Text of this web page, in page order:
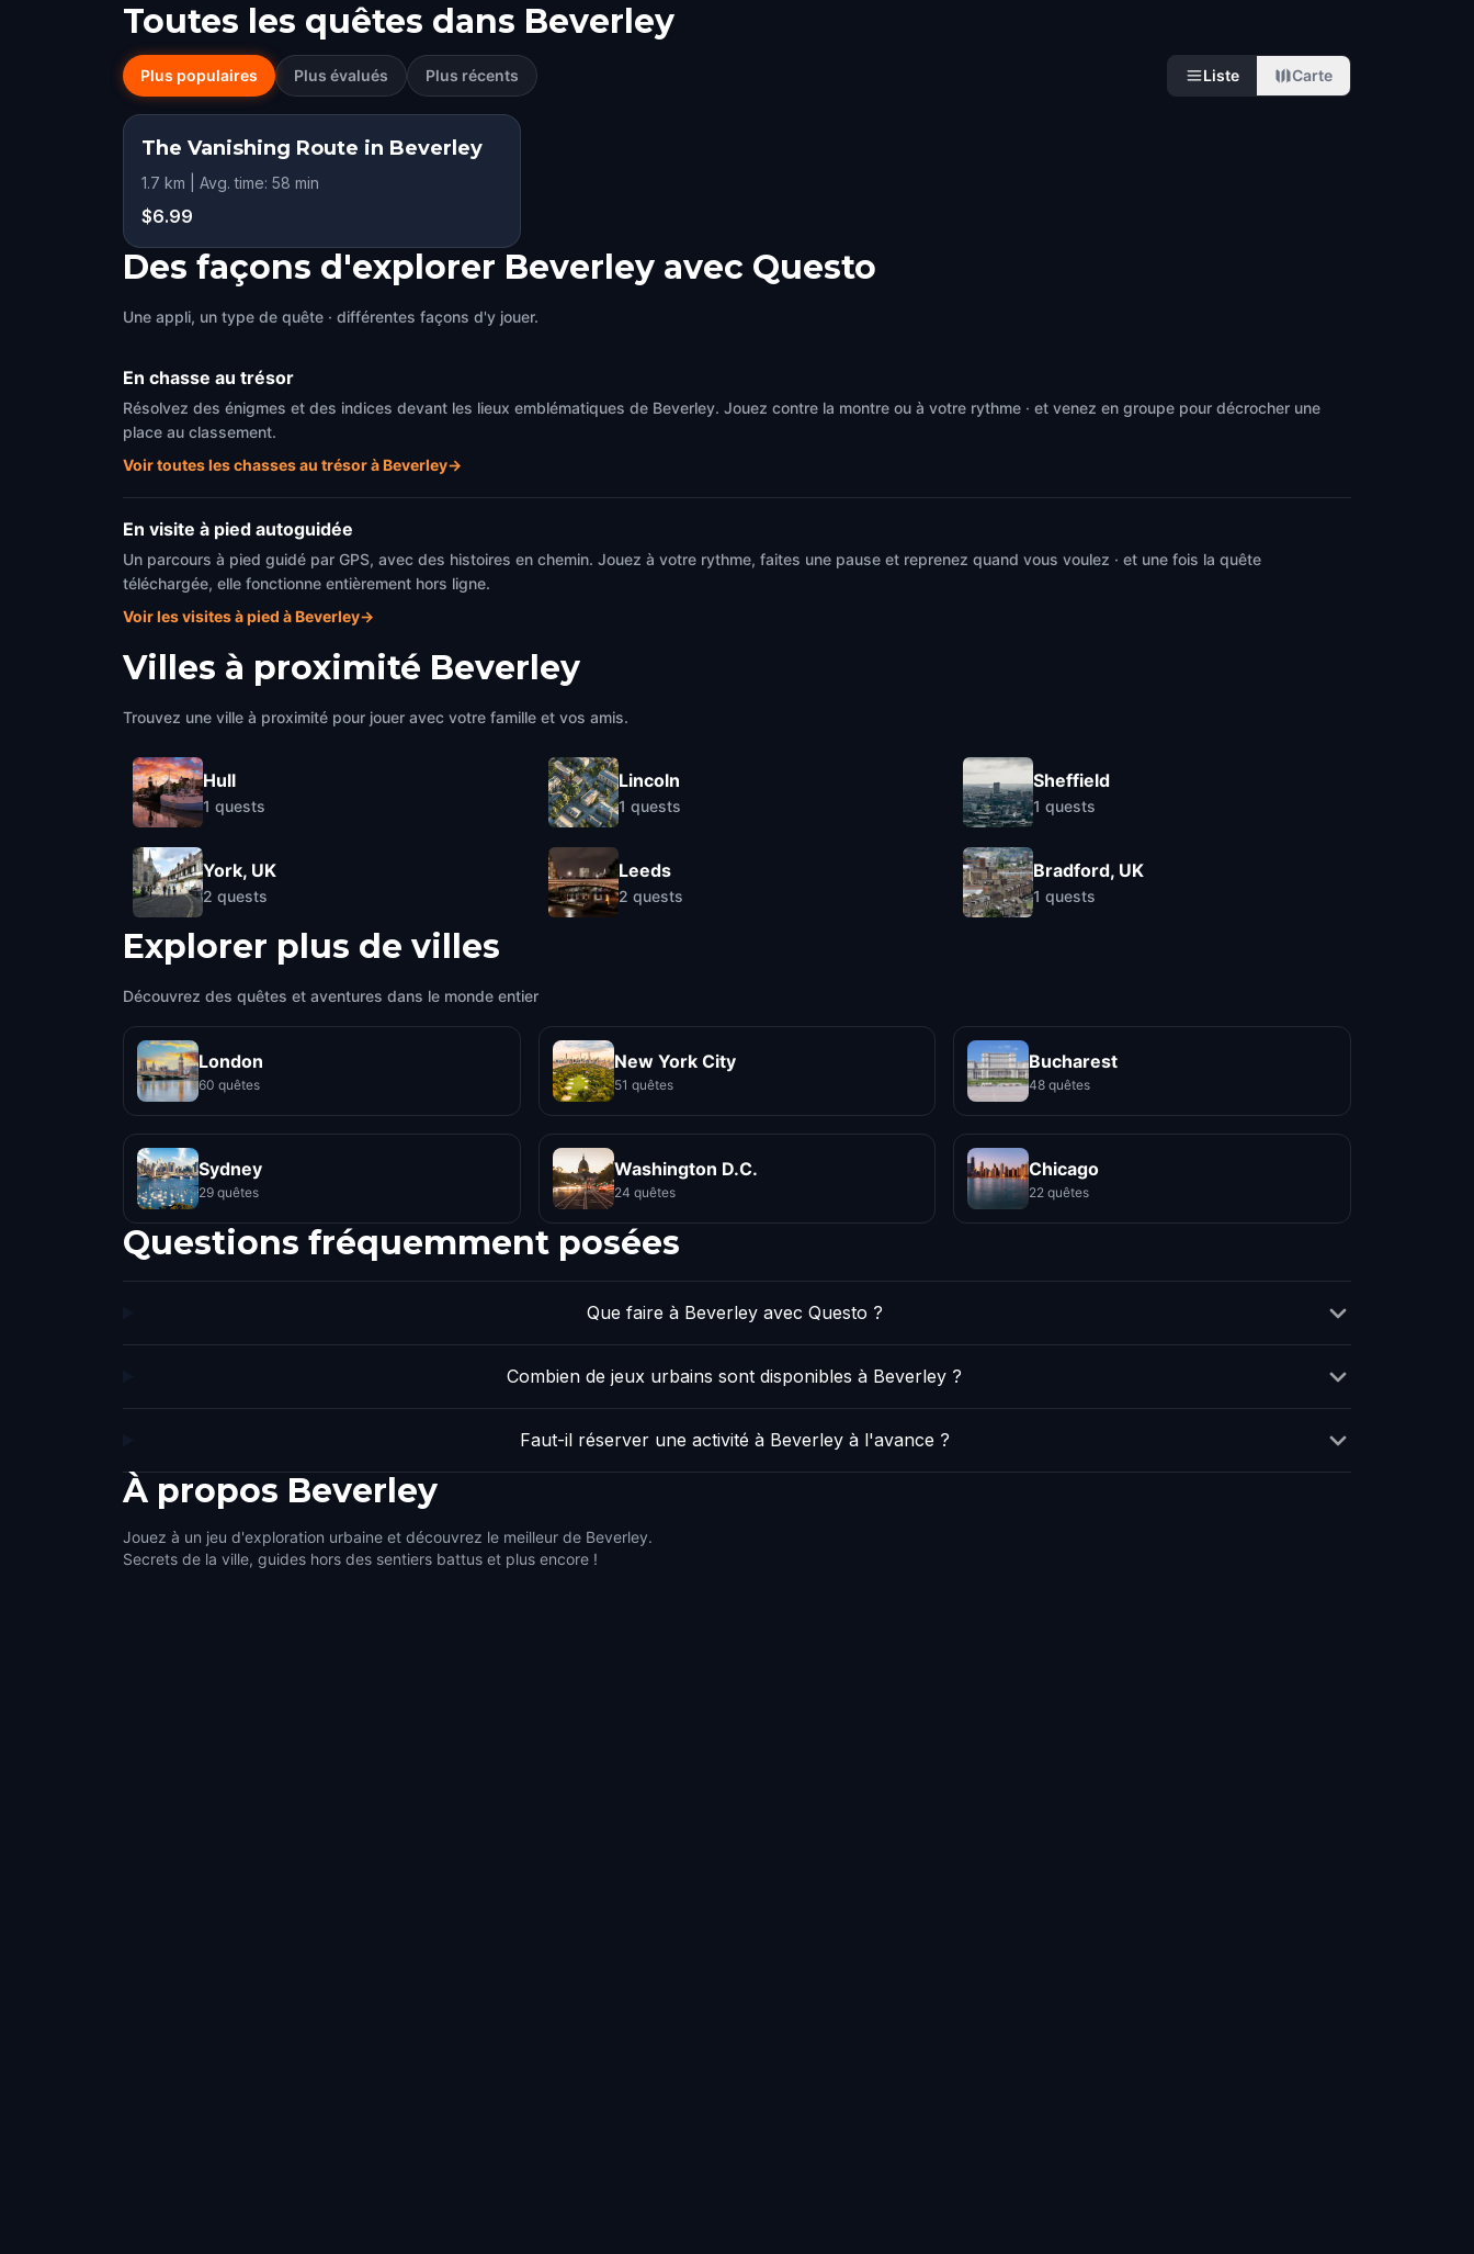
Toutes les quêtes dans Beverley
Plus populaires Plus évalués Plus récents Liste Carte
STEP INTO THE STORY
The Vanishing Route in Beverley
1.7 km | Avg. time: 58 min
$6.99
Des façons d'explorer Beverley avec Questo
Une appli, un type de quête · différentes façons d'y jouer.
En chasse au trésor
Résolvez des énigmes et des indices devant les lieux emblématiques de Beverley. Jouez contre la montre ou à votre rythme · et venez en groupe pour décrocher une
place au classement.
Voir toutes les chasses au trésor à Beverley→
En visite à pied autoguidée
Un parcours à pied guidé par GPS, avec des histoires en chemin. Jouez à votre rythme, faites une pause et reprenez quand vous voulez · et une fois la quête
téléchargée, elle fonctionne entièrement hors ligne.
Voir les visites à pied à Beverley→
Villes à proximité Beverley
Trouvez une ville à proximité pour jouer avec votre famille et vos amis.
Hull
1 quests
York, UK
2 quests
Lincoln
1 quests
Leeds
2 quests
Sheffield
1 quests
Bradford, UK
1 quests
Explorer plus de villes
Découvrez des quêtes et aventures dans le monde entier
London
60 quêtes
New York City
51 quêtes
Bucharest
48 quêtes
Sydney
29 quêtes
Washington D.C.
24 quêtes
Chicago
22 quêtes
Questions fréquemment posées
Que faire à Beverley avec Questo ?
Combien de jeux urbains sont disponibles à Beverley ?
Faut-il réserver une activité à Beverley à l'avance ?
À propos Beverley
Jouez à un jeu d'exploration urbaine et découvrez le meilleur de Beverley.
Secrets de la ville, guides hors des sentiers battus et plus encore !